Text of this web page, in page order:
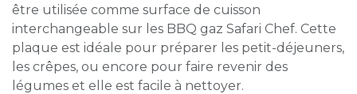
être utilisée comme surface de cuisson
interchangeable sur les BBQ gaz Safari Chef. Cette
plaque est idéale pour préparer les petit-déjeuners,
les crêpes, ou encore pour faire revenir des
légumes et elle est facile à nettoyer.